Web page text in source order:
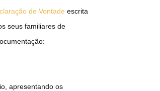
de Vontade escrita
seus familiares de
apresentando os